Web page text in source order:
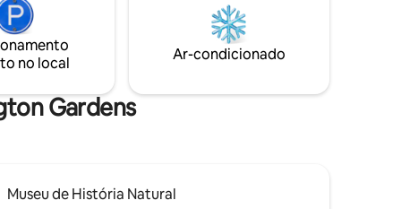
Gate, Queensway e Bayswater, 10
minutos até o Palácio de Kensington e
desfrute de fácil acesso à Portobello
Road e ao centro de Londres. Estadia
no local
Ar-condicionado
Gardens
Museu de História Natural